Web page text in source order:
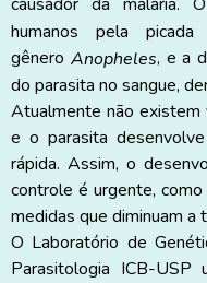
humanos pela
gênero Anopheles, e a
do parasita no sangue,
Atualmente não existem
e o parasita
rápida. Assim, o
controle é urgente, como
medidas que diminuam a
O Laboratório de
Parasitologia ICB-